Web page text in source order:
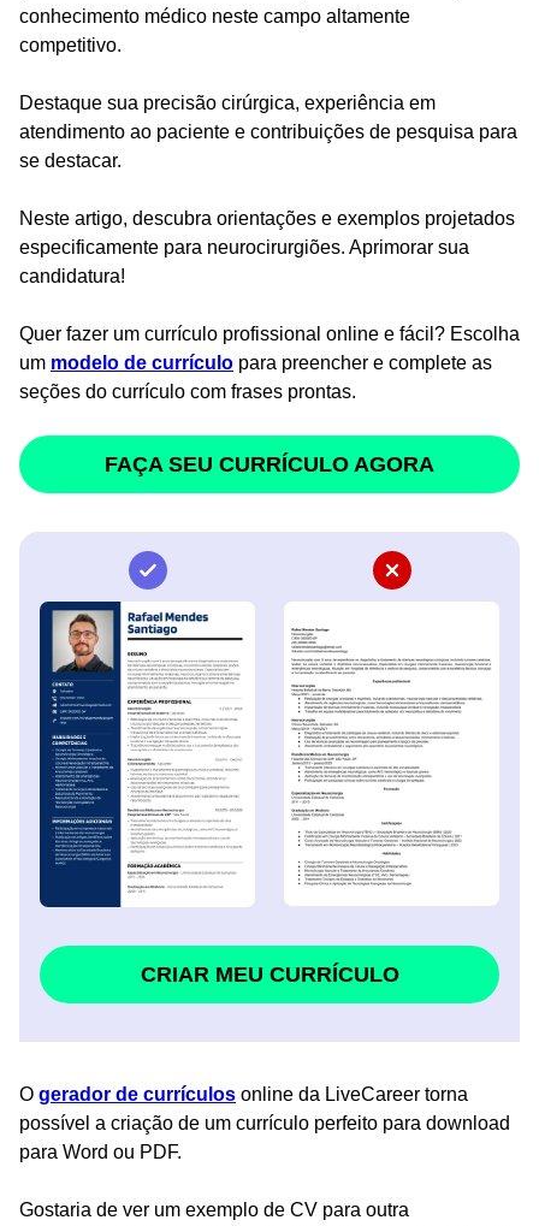
conhecimento médico neste campo altamente
competitivo.
Destaque sua precisão cirúrgica, experiência em
atendimento ao paciente e contribuições de pesquisa para
se destacar.
Neste artigo, descubra orientações e exemplos projetados
especificamente para neurocirurgiões. Aprimorar sua
candidatura!
Quer fazer um currículo profissional online e fácil? Escolha
um modelo de currículo para preencher e complete as
seções do currículo com frases prontas.
FAÇA SEU CURRÍCULO AGORA
CRIAR MEU CURRÍCULO
O gerador de currículos online da LiveCareer torna
possível a criação de um currículo perfeito para download
para Word ou PDF.
Gostaria de ver um exemplo de CV para outra